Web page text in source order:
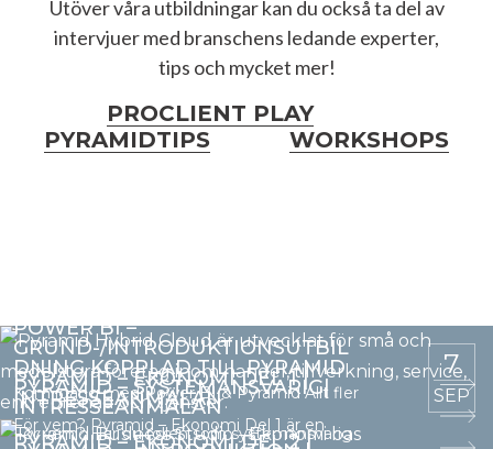
Utöver våra utbildningar kan du också ta del av
intervjuer med branschens ledande experter,
tips och mycket mer!
PROCLIENT PLAY
PYRAMIDTIPS
WORKSHOPS
POWER BI –
GRUND-/INTRODUKTIONSUTBIL
DNING KOPPLAD TILL PYRAMID​
Kom igång med Power BI & Pyramid Allt fler
7
SEP
PYRAMID – EKONOMI DEL 1 |
INTRESSEANMÄLAN
För vem? Pyramid – Ekonomi Del 1 är en
PYRAMID – SYSTEMANSVARIG|
INTRESSEANMÄLAN
För vem? Har du rollen som systemansvarig
PYRAMID – EKONOMI DEL 2 |